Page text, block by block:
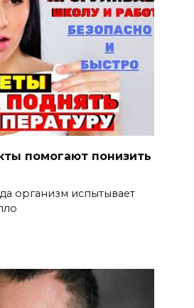
помогают понизить
организм испытывает